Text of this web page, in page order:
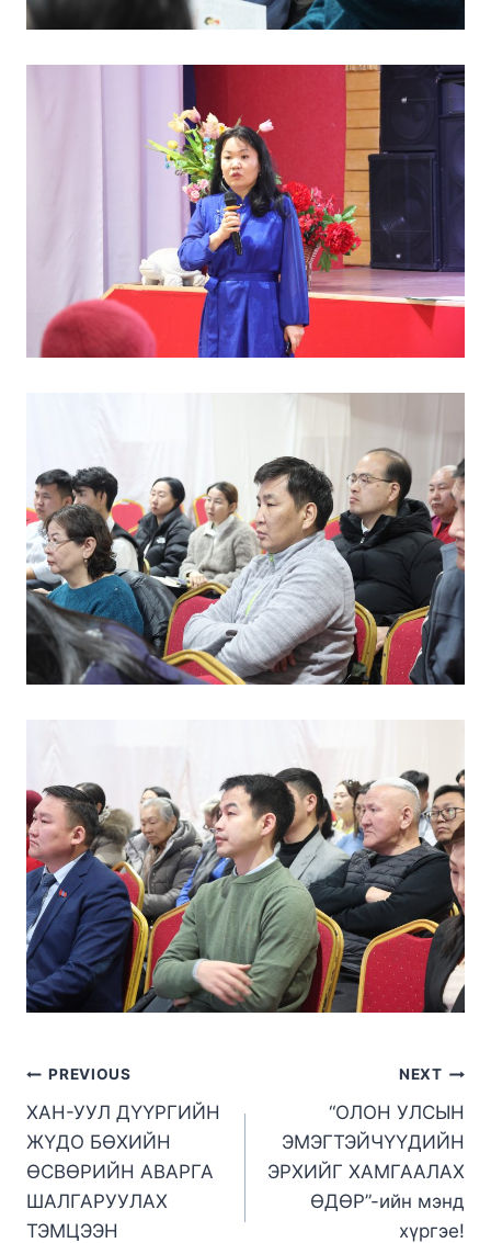
PREVIOUS
ХАН-УУЛ ДҮҮРГИЙН
ЖҮДО БӨХИЙН
ӨСВӨРИЙН АВАРГА
ШАЛГАРУУЛАХ
ТЭМЦЭЭН
NEXT
“ОЛОН УЛСЫН
ЭМЭГТЭЙЧҮҮДИЙН
ЭРХИЙГ ХАМГААЛАХ
ӨДӨР”-ийн мэнд
хүргэе!